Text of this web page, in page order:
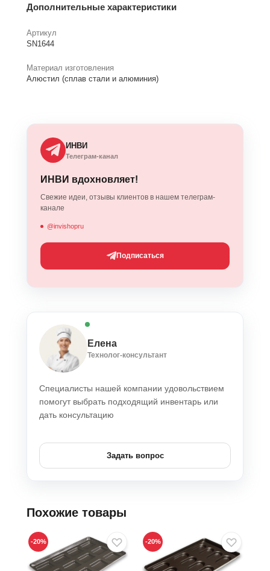
Дополнительные характеристики
Артикул
SN1644
Материал изготовления
Алюстил (сплав стали и алюминия)
ИНВИ
Телеграм-канал
ИНВИ вдохновляет!
Свежие идеи, отзывы клиентов в нашем телеграм-
канале
@invishopru
Подписаться
Елена
Технолог-консультант
Специалисты нашей компании удовольствием
помогут выбрать подходящий инвентарь или
дать консультацию
Задать вопрос
Похожие товары
-20% -20%